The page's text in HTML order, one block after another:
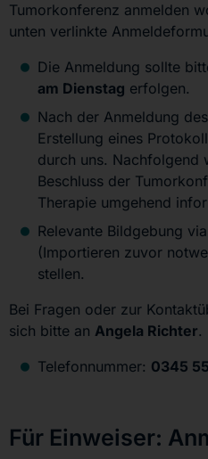
Tumorkonferenz anmelden
unten verlinkte
Die Anmeldung sollte
am Dienstag erfolgen.
Nach der Anmeldung
Erstellung eines
durch uns. Nachfolgend
Beschluss der
Therapie umgehend
Relevante Bildgebung
(Importieren zuvor
stellen.
Bei Fragen oder zur
sich bitte an Angela Richter.
Telefonnummer: 0345
Für Einweiser: